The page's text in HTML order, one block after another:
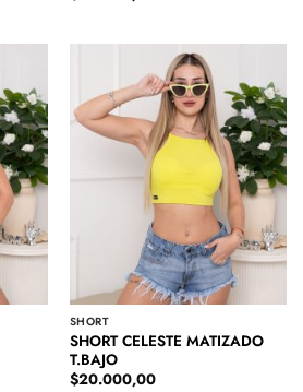
SHORT
SHORT CELESTE MATIZADO
T.BAJO
$20.000,00